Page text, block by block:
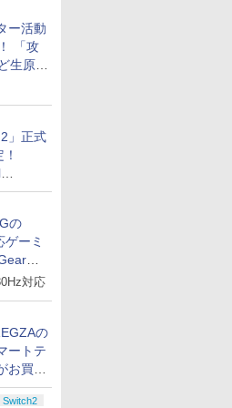
ー活動
「攻
生原
」正式
め
の
ーミ
得！
対応
の
ートテ
買い
Switch2